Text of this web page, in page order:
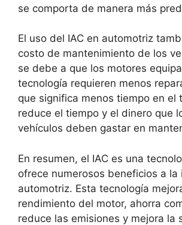
se comporta de manera más
El uso del IAC en automotriz
costo de mantenimiento de los
se debe a que los motores
tecnología requieren menos
que significa menos tiempo en el
reduce el tiempo y el dinero que
vehículos deben gastar en
En resumen, el IAC es una
ofrece numerosos beneficios a la
automotriz. Esta tecnología
rendimiento del motor, ahorra
reduce las emisiones y mejora la